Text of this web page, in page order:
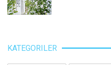
KATEGORILER